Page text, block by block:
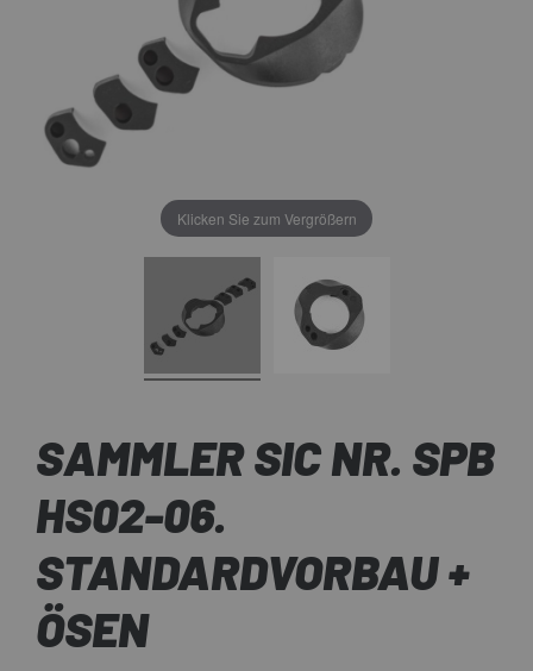
Klicken Sie zum Vergrößern
SAMMLER SIC NR. SPB
HS02-06.
STANDARDVORBAU +
ÖSEN